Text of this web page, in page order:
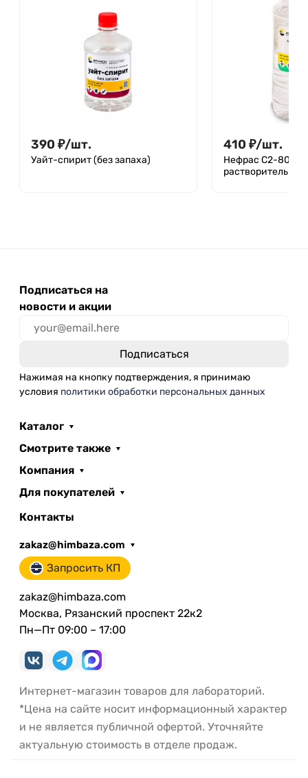
390 ₽/шт.
Уайт-спирит (без запаха)
410 ₽/шт.
Нефрас С2-80/
растворитель
Подписаться на
новости и акции
Нажимая на кнопку подтверждения, я принимаю
условия политики обработки персональных данных
Каталог
Смотрите также
Компания
Для покупателей
Контакты
zakaz@himbaza.com
Запросить КП
zakaz@himbaza.com
Москва, Рязанский проспект 22к2
Пн—Пт 09:00 – 17:00
Интернет-магазин товаров для лабораторий.
*Цена на сайте носит информационный характер
и не является публичной офертой. Уточняйте
актуальную стоимость в отделе продаж.